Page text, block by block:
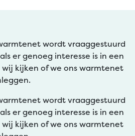
wordt vraaggestuurd
er genoeg interesse is in een
kijken of we ons warmtenet
wordt vraaggestuurd
er genoeg interesse is in een
kijken of we ons warmtenet